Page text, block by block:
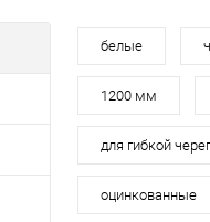
белые
1200 мм
для гибкой
оцинкованные